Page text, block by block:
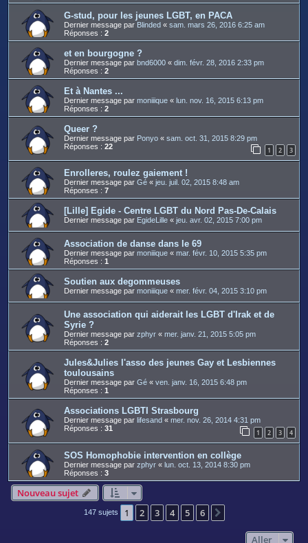
G-stud, pour les jeunes LGBT, en PACA
Dernier message par Blinded « sam. mars 26, 2016 6:25 am
Réponses : 2
et en bourgogne ?
Dernier message par bnd6000 « dim. févr. 28, 2016 2:33 pm
Réponses : 2
Et à Nantes ...
Dernier message par moniiique « lun. nov. 16, 2015 6:13 pm
Réponses : 2
Queer ?
Dernier message par Ponyo « sam. oct. 31, 2015 8:29 pm
Réponses : 22 1 2 3
Enrolleres, roulez gaiement !
Dernier message par Gé « jeu. juil. 02, 2015 8:48 am
Réponses : 7
[Lille] Egide - Centre LGBT du Nord Pas-De-Calais
Dernier message par EgideLille « jeu. avr. 02, 2015 7:00 pm
Association de danse dans le 69
Dernier message par moniiique « mar. févr. 10, 2015 5:35 pm
Réponses : 1
Soutien aux degommeuses
Dernier message par moniiique « mer. févr. 04, 2015 3:10 pm
Une association qui aiderait les LGBT d'Irak et de
Syrie ?
Dernier message par zphyr « mer. janv. 21, 2015 5:05 pm
Réponses : 2
Jules&Julies l'asso des jeunes Gay et Lesbiennes
toulousains
Dernier message par Gé « ven. janv. 16, 2015 6:48 pm
Réponses : 1
Associations LGBTI Strasbourg
Dernier message par lifesand « mer. nov. 26, 2014 4:31 pm
Réponses : 31 1 2 3 4
SOS Homophobie intervention en collège
Dernier message par zphyr « lun. oct. 13, 2014 8:30 pm
Réponses : 3
Nouveau sujet
147 sujets 1 2 3 4 5 6
Aller